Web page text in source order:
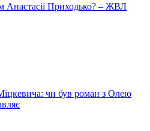
Анастасії Приходько? – ЖВЛ
чи був роман з Олею